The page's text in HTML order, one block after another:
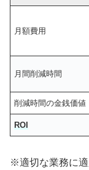
月額費用
月間削減時間
削減時間の金銭価値
ROI
※適切な業務に